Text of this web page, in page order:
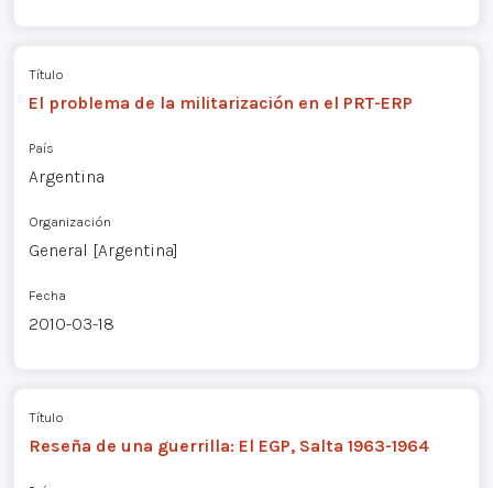
Título
El problema de la militarización en el PRT-ERP
País
Argentina
Organización
General [Argentina]
Fecha
2010-03-18
Título
Reseña de una guerrilla: El EGP, Salta 1963-1964